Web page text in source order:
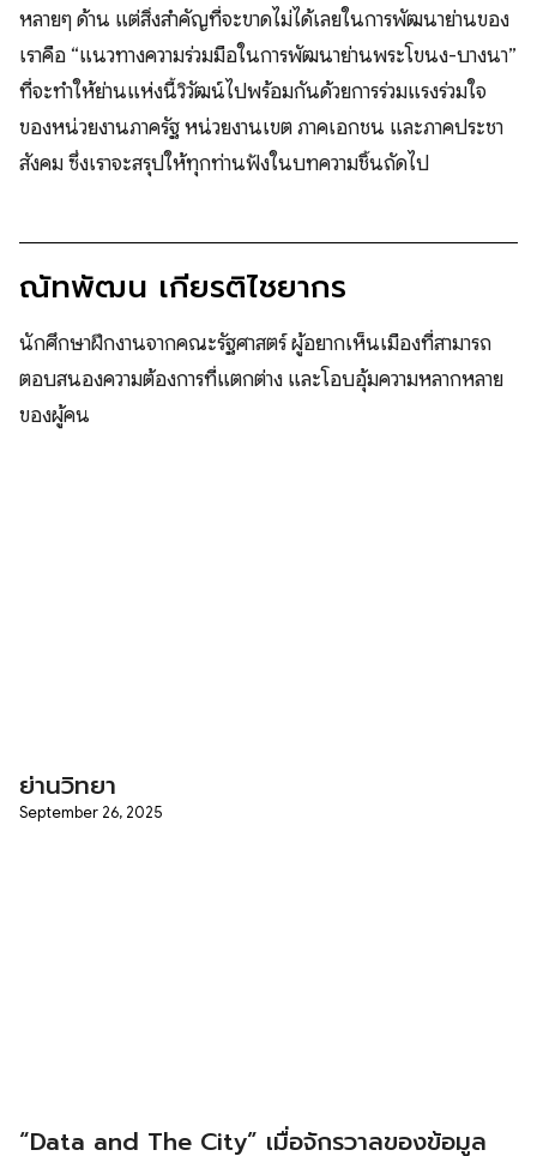
หลายๆ ด้าน แต่สิ่งสำคัญที่จะขาดไม่ได้เลยในการพัฒนาย่านของ
เราคือ “แนวทางความร่วมมือในการพัฒนาย่านพระโขนง-บางนา”
ที่จะทำให้ย่านแห่งนี้วิวัฒน์ไปพร้อมกันด้วยการร่วมแรงร่วมใจ
ของหน่วยงานภาครัฐ หน่วยงานเขต ภาคเอกชน และภาคประชา
สังคม ซึ่งเราจะสรุปให้ทุกท่านฟังในบทความชิ้นถัดไป
ณัทพัฒน เกียรติไชยากร
นักศึกษาฝึกงานจากคณะรัฐศาสตร์ ผู้อยากเห็นเมืองที่สามารถ
ตอบสนองความต้องการที่แตกต่าง และโอบอุ้มความหลากหลาย
ของผู้คน
ย่านวิทยา
September 26, 2025
“Data and The City” เมื่อจักรวาลของข้อมูล